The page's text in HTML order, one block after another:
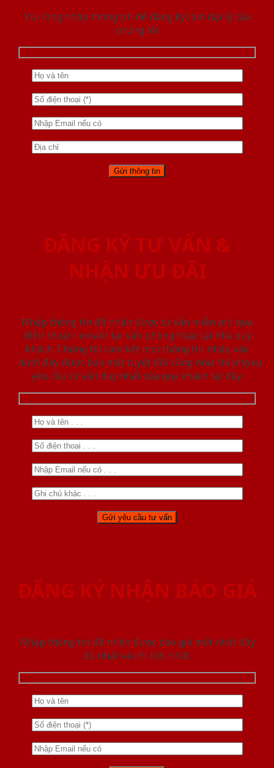
Vui lòng nhập thông tin để đăng ký làm đại lý của
chúng tôi
ĐĂNG KÝ TƯ VẤN &
NHẬN ƯU ĐÃI
Nhập thông tin để nhận được tư vấn miễn phí qua
điện thoại / email/ tại văn phòng hoặc tại nhà quý
khách. Chúng tôi cam kết mọi thông tin nhập vào
dưới đây được bảo mật tuyệt đối cũng như chỉ phục vụ
yêu cầu tư vấn duy nhất của quý khách tại đây.
ĐĂNG KÝ NHẬN BÁO GIÁ
Nhập thông tin để nhận được báo giá mới nhât đầy
đủ nhất và chi tiết nhất.